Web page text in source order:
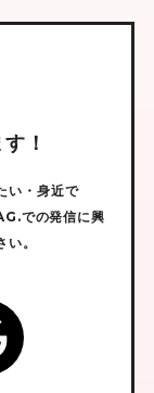
す ！
い・身近で
での発信に興
。